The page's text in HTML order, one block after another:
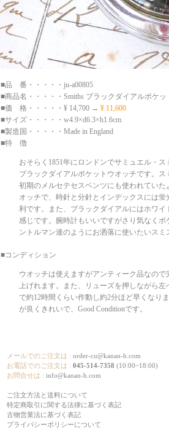
■品 番・・・・・ju-a00805
■商品名・・・・・Smiths ブラックダイアルポケッ
■価 格・・・・・¥ 14,700 → ¥ 11,600
■サイズ・・・・・w4.9×d6.3×h1.6cm
■製造国・・・・・Made in England
■特 徴
おそらく1851年にロンドンでサミュエル・
ブラックダイアルポケットウオッチです。
初期のメルセテセスベンツにも使われてい
オッチで、時針と分針とインデックスには
利です。また、ブラックダイアルにはホワイ
感じです。腕時計もいいですがさり気なく
ントルマン達のようにお洒落に使いたいス
■コンディション
ウオッチは使えますがアンティーク品なの
上げれます。また、リューズを押しながら
で約12時間くらい作動し約2分ほど早くなり
が良くきれいで、Good Conditionです。
メールでのご注文は : order-cu@kanan-h.com
お電話でのご注文は : 045-514-7358 (10:00~18:00)
お問合せは : info@kanan-h.com
ご注文方法と送料について
特定商取引に関する法律に基づく表記
古物営業法に基づく表記
プライバシーポリシーについて